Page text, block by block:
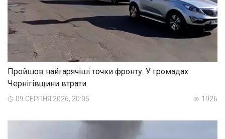
Пройшов найгарячіші точки фронту. У громадах
Чернігівщини втрати
09 СЕРПНЯ 2026, 20:05 1926